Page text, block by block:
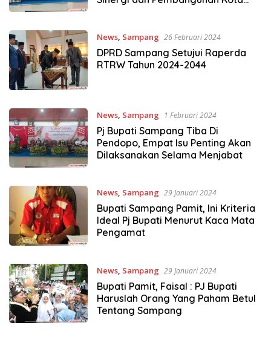
News, Sampang 26 Februari 2024
DPRD Sampang Setujui Raperda
RTRW Tahun 2024-2044
News, Sampang 1 Februari 2024
Pj Bupati Sampang Tiba Di
Pendopo, Empat Isu Penting Akan
Dilaksanakan Selama Menjabat
News, Sampang 29 Januari 2024
Bupati Sampang Pamit, Ini Kriteria
Ideal Pj Bupati Menurut Kaca Mata
Pengamat
News, Sampang 29 Januari 2024
Bupati Pamit, Faisal : PJ Bupati
Haruslah Orang Yang Paham Betul
Tentang Sampang